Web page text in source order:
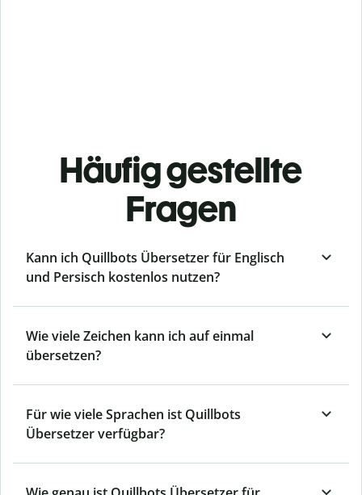
Häufig gestellte
Fragen
Kann ich Quillbots Übersetzer für Englisch
und Persisch kostenlos nutzen?
Wie viele Zeichen kann ich auf einmal
übersetzen?
Für wie viele Sprachen ist Quillbots
Übersetzer verfügbar?